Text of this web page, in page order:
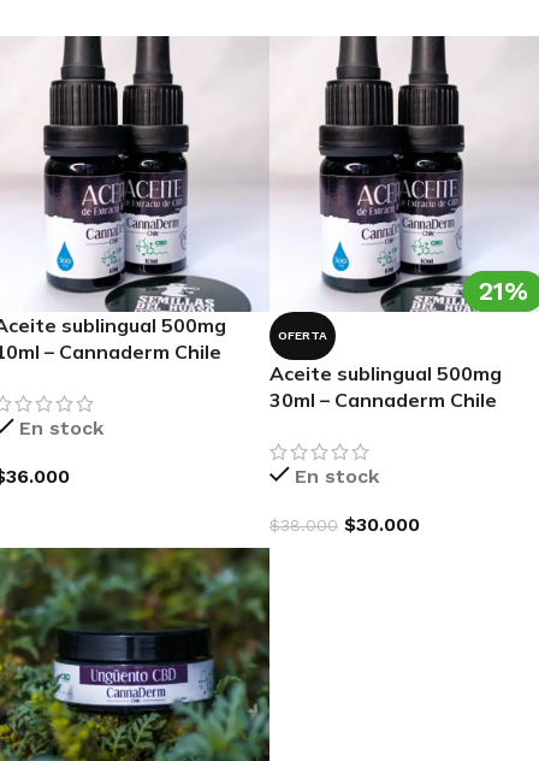
sublingual 500mg
– Cannaderm Chile
En stock
36.000
21%
OFERTA
Aceite sublingual 500mg
30ml – Cannaderm Chile
En stock
$38.000 $30.000